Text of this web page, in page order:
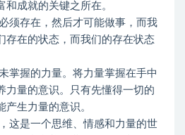
成就的关键之所在。
须存在，然后才可能做事，而我
存在的状态，而我们的存在状态
掌握的力量。将力量掌握在手中
力量的意识。只有先懂得一切的
产生力量的意识。
这是一个思维、情感和力量的世